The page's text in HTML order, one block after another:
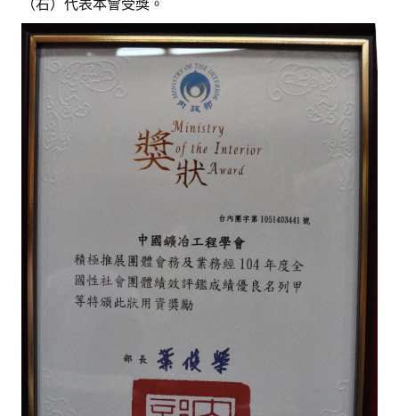
盧善棟獎學金評選辦法
鑛冶期刊徵稿
鑛冶論文獎初選作業細則
鑛冶論文獎複審作業細則
獎章委員會簡則
學會章程
追憶盧善棟前理事長